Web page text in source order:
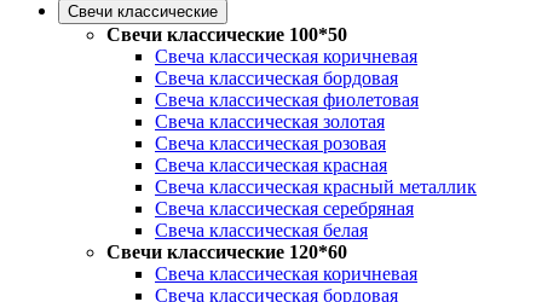
Свечи классические
Свечи классические 100*50
Свеча классическая коричневая
Свеча классическая бордовая
Свеча классическая фиолетовая
Свеча классическая золотая
Свеча классическая розовая
Свеча классическая красная
Свеча классическая красный металлик
Свеча классическая серебряная
Свеча классическая белая
Свечи классические 120*60
Свеча классическая коричневая
Свеча классическая бордовая